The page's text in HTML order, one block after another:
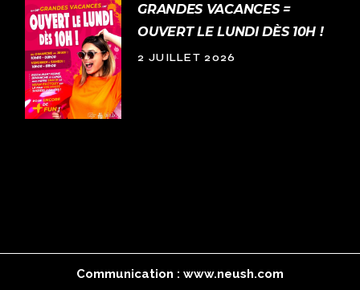
GRANDES VACANCES =
OUVERT LE LUNDI DÈS 10H !
2 JUILLET 2026
Communication : www.neush.com